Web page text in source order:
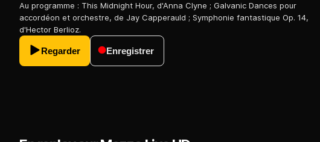
Au programme : This Midnight Hour, d'Anna Clyne ; Galvanic Dances pour
accordéon et orchestre, de Jay Capperauld ; Symphonie fantastique Op. 14,
d'Hector Berlioz.
Regarder Enregistrer